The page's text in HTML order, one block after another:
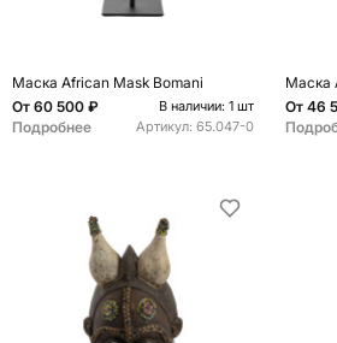
Маска African Mask Bomani
От 60 500 ₽ В наличии: 1 шт
Подробнее Артикул: 65.047-0
Маска
От 46